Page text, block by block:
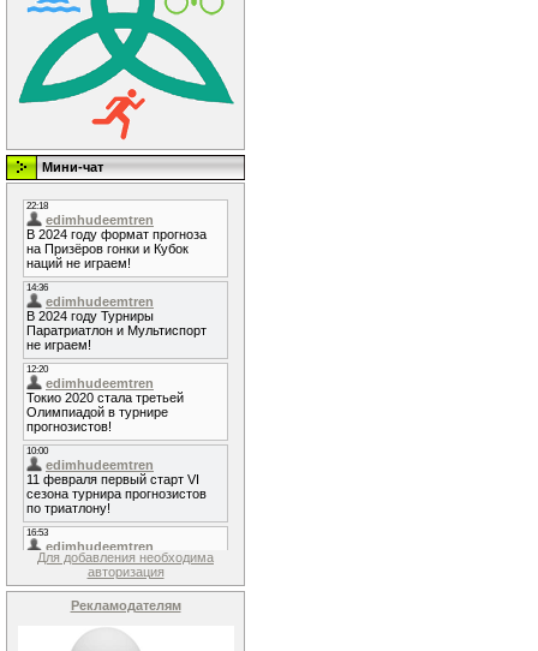
Мини-чат
Для добавления необходима
авторизация
Рекламодателям